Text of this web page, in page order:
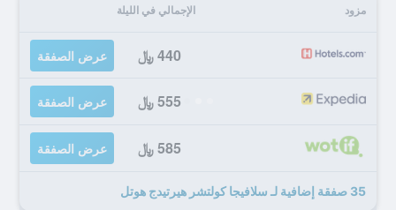
مزود الإجمالي في الليلة
440 ﷼ عرض الصفقة
555 ﷼ عرض الصفقة
585 ﷼ عرض الصفقة
35 صفقة إضافية لـ سلافيجا كولتشر هيرتيدج هوتل